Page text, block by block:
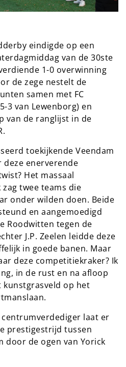
eindigde op een
van de 30ste
1-0 overwinning
de zege nestelt de
samen met FC
3 van Lewenborg) en
van de ranglijst in de
toekijkende Veendam
deze enerverende
Het massaal
twee teams die
onder wilden doen. Beide
en aangemoedigd
Roodwitten tegen de
J.P. Zeelen leidde deze
in goede banen. Maar
deze competitiekraker? Ik
in de rust en na afloop
op het
laat er
prestigestrijd tussen
door de ogen van Yorick